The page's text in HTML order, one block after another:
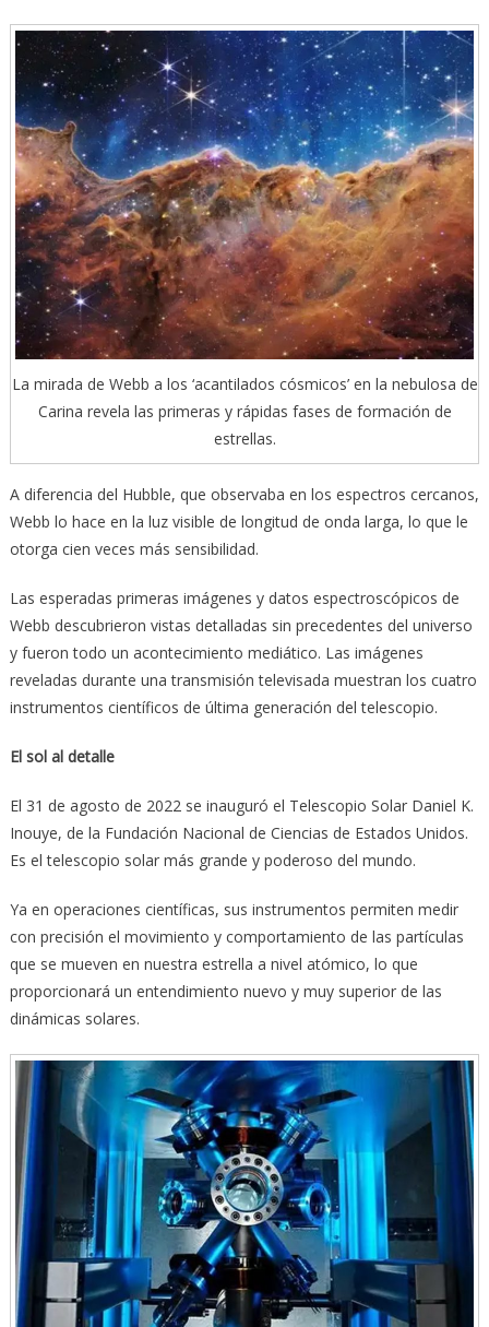
La mirada de Webb a los ‘acantilados cósmicos’ en la nebulosa de
Carina revela las primeras y rápidas fases de formación de
estrellas.
A diferencia del Hubble, que observaba en los espectros cercanos,
Webb lo hace en la luz visible de longitud de onda larga, lo que le
otorga cien veces más sensibilidad.
Las esperadas primeras imágenes y datos espectroscópicos de
Webb descubrieron vistas detalladas sin precedentes del universo
y fueron todo un acontecimiento mediático. Las imágenes
reveladas durante una transmisión televisada muestran los cuatro
instrumentos científicos de última generación del telescopio.
El sol al detalle
El 31 de agosto de 2022 se inauguró el Telescopio Solar Daniel K.
Inouye, de la Fundación Nacional de Ciencias de Estados Unidos.
Es el telescopio solar más grande y poderoso del mundo.
Ya en operaciones científicas, sus instrumentos permiten medir
con precisión el movimiento y comportamiento de las partículas
que se mueven en nuestra estrella a nivel atómico, lo que
proporcionará un entendimiento nuevo y muy superior de las
dinámicas solares.